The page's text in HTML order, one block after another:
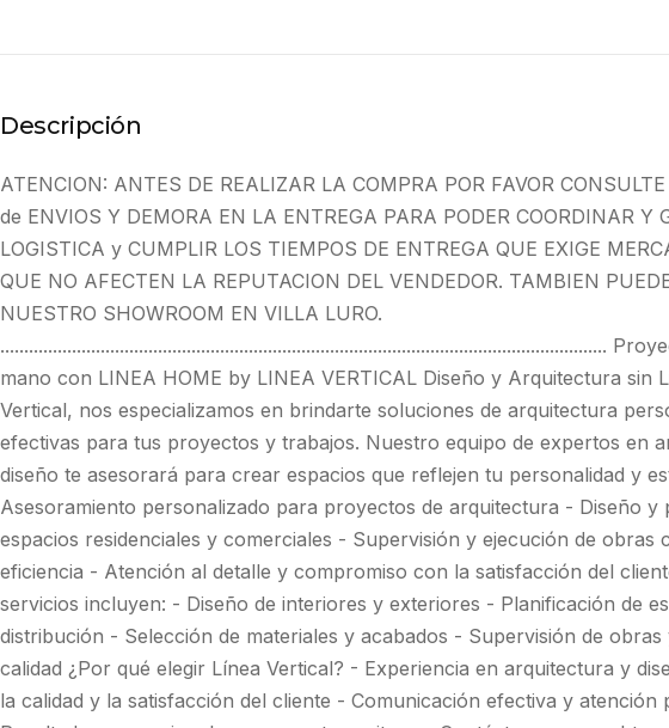
Descripción
ATENCION: ANTES DE REALIZAR LA COMPRA POR FAVOR
de ENVIOS Y DEMORA EN LA ENTREGA PARA PODER COORDINAR Y
LOGISTICA y CUMPLIR LOS TIEMPOS DE ENTREGA QUE EXIGE
QUE NO AFECTEN LA REPUTACION DEL VENDEDOR. TAMBIEN
NUESTRO SHOWROOM EN VILLA LURO.
...............................................................................................................................
mano con LINEA HOME by LINEA VERTICAL Diseño y Arquitectura sin
Vertical, nos especializamos en brindarte soluciones de arquitectura
efectivas para tus proyectos y trabajos. Nuestro equipo de expertos en
diseño te asesorará para crear espacios que reflejen tu personalidad y
Asesoramiento personalizado para proyectos de arquitectura - Diseño y
espacios residenciales y comerciales - Supervisión y ejecución de obras
eficiencia - Atención al detalle y compromiso con la satisfacción del
servicios incluyen: - Diseño de interiores y exteriores - Planificación de
distribución - Selección de materiales y acabados - Supervisión de
calidad ¿Por qué elegir Línea Vertical? - Experiencia en arquitectura y
la calidad y la satisfacción del cliente - Comunicación efectiva y atención